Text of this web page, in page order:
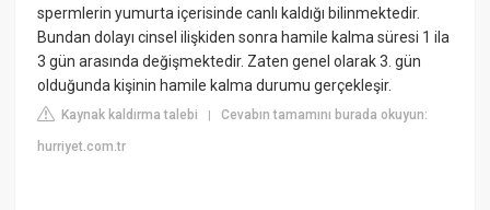
spermlerin yumurta içerisinde canlı kaldığı bilinmektedir.
Bundan dolayı cinsel ilişkiden sonra hamile kalma süresi 1 ila
3 gün arasında değişmektedir. Zaten genel olarak 3. gün
olduğunda kişinin hamile kalma durumu gerçekleşir.
Kaynak kaldırma talebi |Cevabın tamamını burada okuyun:
hurriyet.com.tr